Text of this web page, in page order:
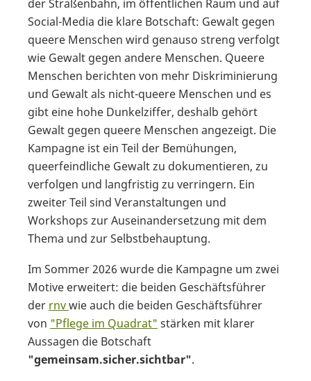
der Straßenbahn, im öffentlichen Raum und auf
Social-Media die klare Botschaft: Gewalt gegen
queere Menschen wird genauso streng verfolgt
wie Gewalt gegen andere Menschen. Queere
Menschen berichten von mehr Diskriminierung
und Gewalt als nicht-queere Menschen und es
gibt eine hohe Dunkelziffer, deshalb gehört
Gewalt gegen queere Menschen angezeigt. Die
Kampagne ist ein Teil der Bemühungen,
queerfeindliche Gewalt zu dokumentieren, zu
verfolgen und langfristig zu verringern. Ein
zweiter Teil sind Veranstaltungen und
Workshops zur Auseinandersetzung mit dem
Thema und zur Selbstbehauptung.
Im Sommer 2026 wurde die Kampagne um zwei
Motive erweitert: die beiden Geschäftsführer
der rnvwie auch die beiden Geschäftsführer
von "Pflege im Quadrat" stärken mit klarer
Aussagen die Botschaft
"gemeinsam.sicher.sichtbar".